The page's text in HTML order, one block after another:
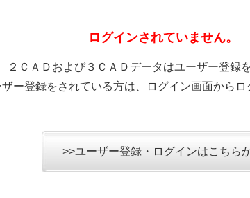
ログインされていません。
２ＣＡＤおよび３ＣＡＤデータはユーザー登録
ー登録をされている方は、ログイン画面からロ
>>ユーザー登録・ログインはこちら